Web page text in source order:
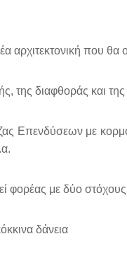
αρχιτεκτονική που
της διαφθοράς και
Επενδύσεων με
φορέας με δύο
δάνεια